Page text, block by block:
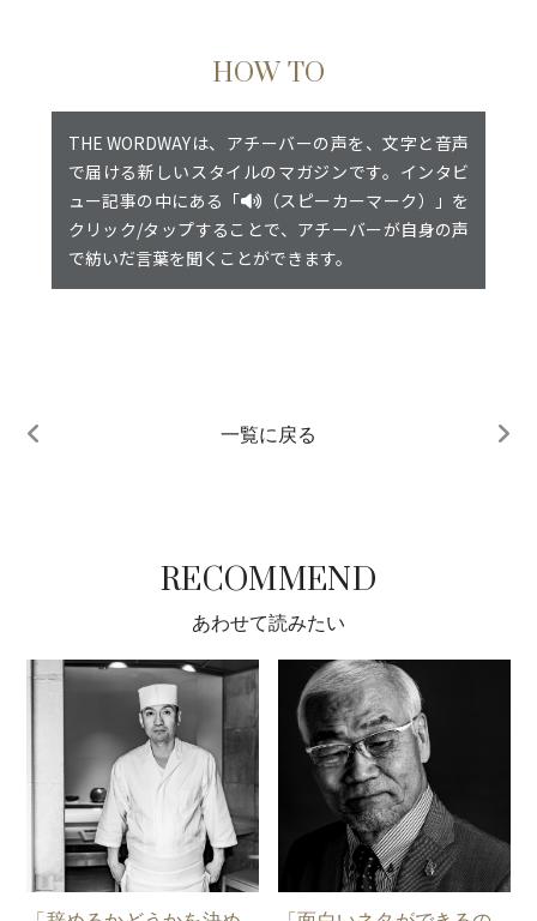
HOW TO
THE WORDWAYは、アチーバーの声を、文字と音声
で届ける新しいスタイルのマガジンです。インタビ
ュー記事の中にある「
（スピーカーマーク）」を
クリック/タップすることで、アチーバーが自身の声
で紡いだ言葉を聞くことができます。
一覧に戻る
RECOMMEND
あわせて読みたい